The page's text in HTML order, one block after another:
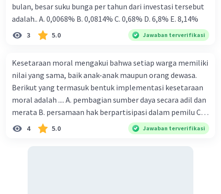
bulan, besar suku bunga per tahun dari investasi tersebut
adalah.. A. 0,0068% B. 0,0814% C. 0,68% D. 6,8% Ε. 8,14%
3 5.0 Jawaban terverifikasi
Kesetaraan moral mengakui bahwa setiap warga memiliki
nilai yang sama, baik anak-anak maupun orang dewasa.
Berikut yang termasuk bentuk implementasi kesetaraan
moral adalah .... A. pembagian sumber daya secara adil dan
merata B. persamaan hak berpartisipasi dalam pemilu C.
menghargai pendapat orang lain D. menerapkan hukum
secara adil E. merendahkan status orang lain
4 5.0 Jawaban terverifikasi